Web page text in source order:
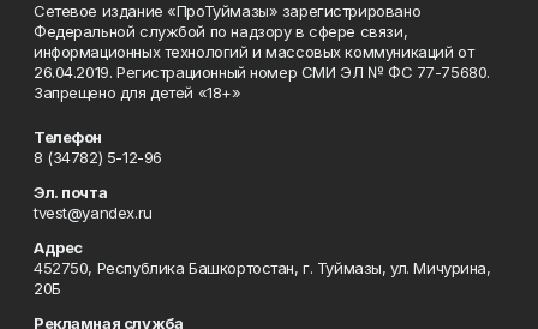
Сетевое издание «ПроТуймазы» зарегистрировано
Федеральной службой по надзору в сфере связи,
информационных технологий и массовых коммуникаций от
26.04.2019. Регистрационный номер СМИ ЭЛ № ФС 77-75680.
Запрещено для детей «18+»
Телефон
8 (34782) 5-12-96
Эл. почта
tvest@yandex.ru
Адрес
452750, Республика Башкортостан, г. Туймазы, ул. Мичурина,
20Б
Рекламная служба